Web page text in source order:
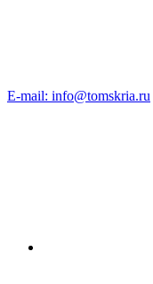
E-mail: info@tomskria.ru